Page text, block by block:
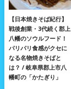
【日本焼きそば紀行】
戦後創業・3代続く郡上
八幡のソウルフード！
パリパリ食感がクセに
なる名物焼きそばと
は？ / 岐阜県郡上市八
幡町の「かたぎり」